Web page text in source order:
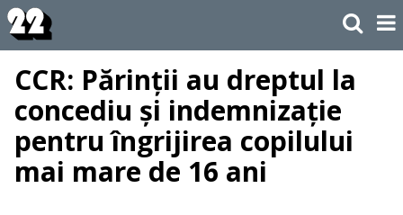
CCR: Părinții au dreptul la
concediu și indemnizație
pentru îngrijirea copilului
mai mare de 16 ani